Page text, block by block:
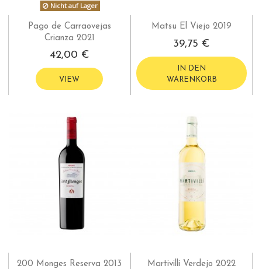
Nicht auf Lager
Pago de Carraovejas
Crianza 2021
42,00 €
VIEW
Matsu El Viejo 2019
39,75 €
IN DEN
WARENKORB
200 Monges Reserva 2013 Martivilli Verdejo 2022